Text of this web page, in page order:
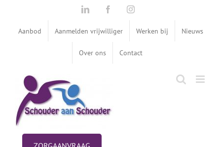
LinkedIn FacebookInstagram
Aanbod Aanmelden vrijwilliger Werken bij Nieuws
Over ons Contact